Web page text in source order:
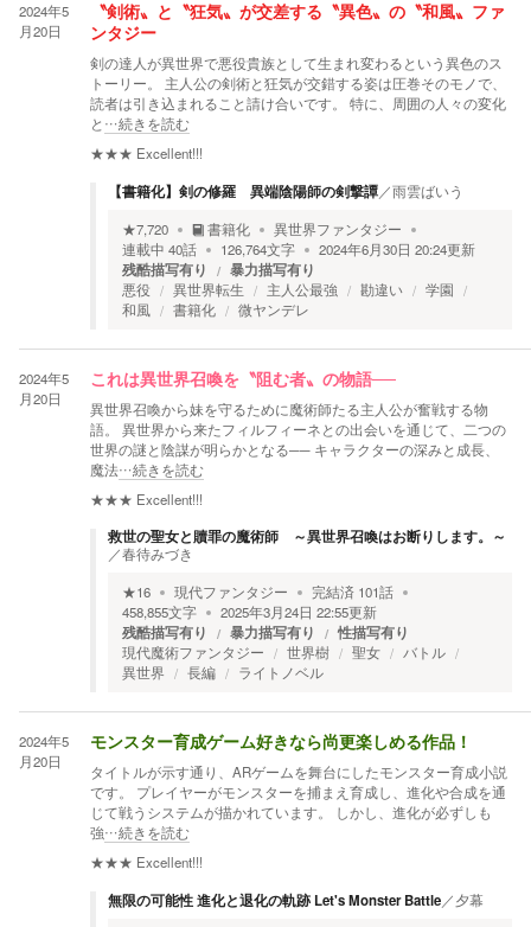
2024年5
月20日
〝剣術〟と〝狂気〟が交差する〝異色〟の〝和風〟ファ
ンタジー
剣の達人が異世界で悪役貴族として生まれ変わるという異色のス
トーリー。 主人公の剣術と狂気が交錯する姿は圧巻そのモノで、
読者は引き込まれること請け合いです。 特に、周囲の人々の変化
と …続きを読む
★★★ Excellent!!!
【書籍化】剣の修羅 異端陰陽師の剣撃譚／雨雲ばいう
★7,720 書籍化
異世界ファンタジー
連載中 40話 126,764文字 2024年6月30日 20:24更新
残酷描写有り 暴力描写有り
悪役 異世界転生 主人公最強 勘違い
学園
和風
書籍化 微ヤンデレ
2024年5
月20日
これは異世界召喚を〝阻む者〟の物語──
異世界召喚から妹を守るために魔術師たる主人公が奮戦する物
語。 異世界から来たフィルフィーネとの出会いを通じて、二つの
世界の謎と陰謀が明らかとなる── キャラクターの深みと成長、
魔法…続きを読む
★★★ Excellent!!!
救世の聖女と贖罪の魔術師 ～異世界召喚はお断りします。～
／春待みづき
★16 現代ファンタジー 完結済 101話
458,855文字 2025年3月24日 22:55更新
残酷描写有り 暴力描写有り 性描写有り
現代魔術ファンタジー 世界樹 聖女
バトル
異世界
長編 ライトノベル
2024年5
月20日
モンスター育成ゲーム好きなら尚更楽しめる作品！
タイトルが示す通り、ARゲームを舞台にしたモンスター育成小説
です。 プレイヤーがモンスターを捕まえ育成し、進化や合成を通
じて戦うシステムが描かれています。 しかし、進化が必ずしも
強…続きを読む
★★★ Excellent!!!
無限の可能性 進化と退化の軌跡 Let's Monster Battle／夕幕